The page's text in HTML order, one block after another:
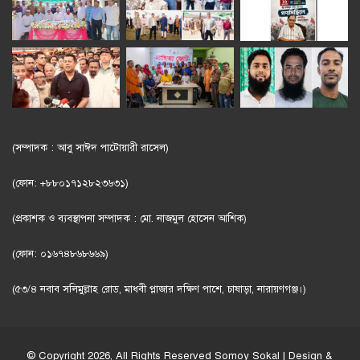
(সম্পাদক : আবু সাঈদ পাটোয়ারী রাসেল)
(ফোন: +৮৮০১৭১২৮২৩৬৩১)
(প্রকাশক ও ব্যবস্থাপনা সম্পাদক : মো. নাজমুল হোসেন আশিক)
(ফোন: ০১৬৭৪৮৬৮৬৬৯)
(৫৩/৪ নবাব সলিমুল্লাহ রোড, মাধবী প্লাজার দক্ষিণ পাশে, চাষাড়া, নারায়ণগঞ্জ।)
© Copyright 2026, All Rights Reserved Somoy Sokal | Design &